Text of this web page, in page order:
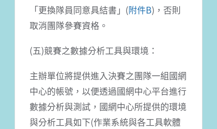
「更換隊員同意具結書」(附件B)，否則
取消團隊參賽資格。
(五)競賽之數據分析工具與環境：
主辦單位將提供進入決賽之團隊一組國網
中心的帳號，以便透過國網中心平台進行
數據分析與測試，國網中心所提供的環境
與分析工具如下(作業系統與各工具軟體